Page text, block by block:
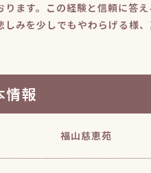
ます。この経験と信頼に答
みを少しでもやわらげる様
情報
福山慈恵苑